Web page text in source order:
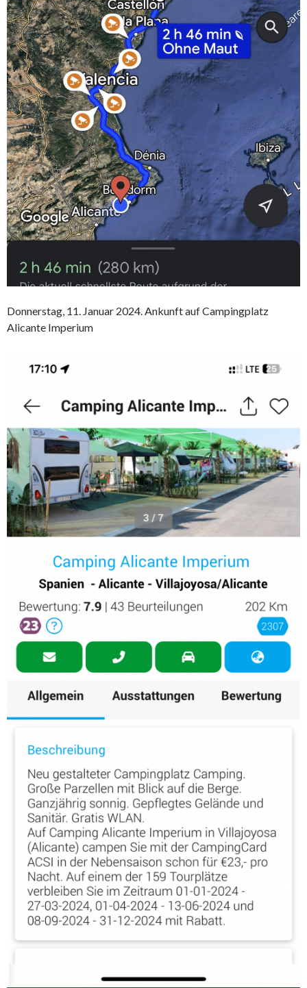
Donnerstag, 11. Januar 2024. Ankunft auf Campingplatz
Alicante Imperium